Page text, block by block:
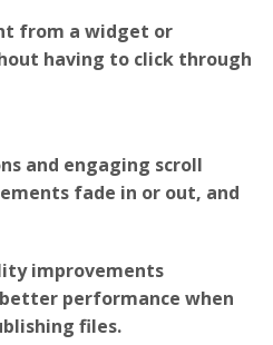
from a widget or
having to click through
and engaging scroll
fade in or out, and
performance when
files.